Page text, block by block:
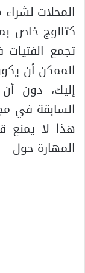
المحلات
كتالوج خاص
تجمع
الممكن أن
إليك، دون
السابقة في
هذا لا يمنع
المهارة حول